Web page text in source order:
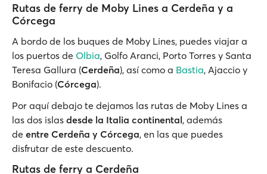
Rutas de ferry de Moby Lines a Cerdeña y a
Córcega
A bordo de los buques de Moby Lines, puedes viajar a
los puertos de Olbia, Golfo Aranci, Porto Torres y Santa
Teresa Gallura (Cerdeña), así como a Bastia, Ajaccio y
Bonifacio (Córcega).
Por aquí debajo te dejamos las rutas de Moby Lines a
las dos islas desde la Italia continental, además
de entre Cerdeña y Córcega, en las que puedes
disfrutar de este descuento.
Rutas de ferry a Cerdeña